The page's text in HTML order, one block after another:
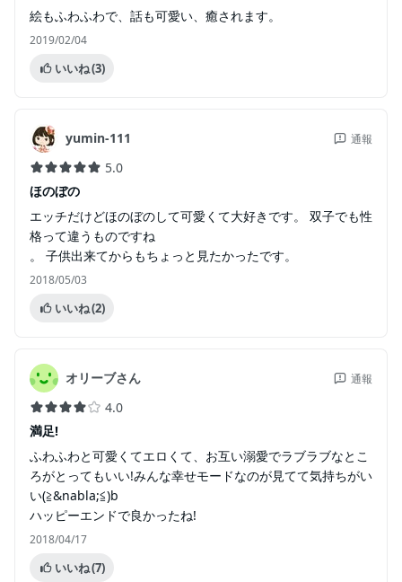
絵もふわふわで、話も可愛い、癒されます。
2019/02/04
いいね(3)
yumin-111 通報
5.0
ほのぼの
エッチだけどほのぼのして可愛くて大好きです。 双子でも性
格って違うものですね
。 子供出来てからもちょっと見たかったです。
2018/05/03
いいね(2)
オリーブさん 通報
4.0
満足!
ふわふわと可愛くてエロくて、お互い溺愛でラブラブなとこ
ろがとってもいい!みんな幸せモードなのが見てて気持ちがい
い(≧&nabla;≦)b
ハッピーエンドで良かったね!
2018/04/17
いいね(7)